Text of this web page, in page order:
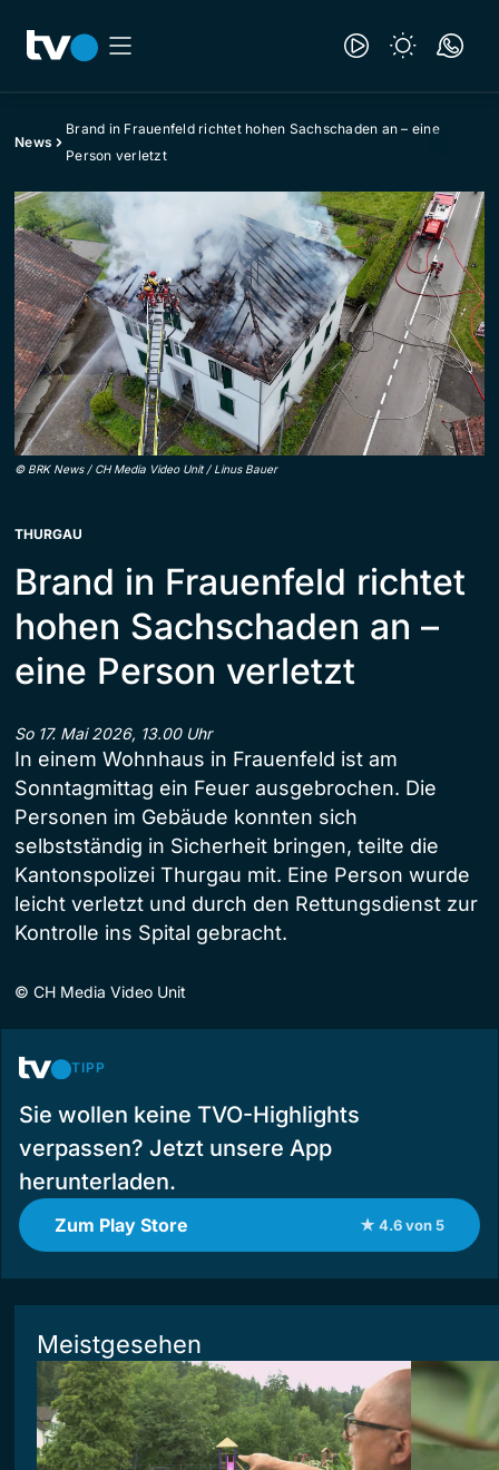
News
Brand in Frauenfeld richtet hohen Sachschaden an – eine
Person verletzt
© BRK News / CH Media Video Unit / Linus Bauer
THURGAU
Brand in Frauenfeld richtet
hohen Sachschaden an –
eine Person verletzt
So 17. Mai 2026, 13.00 Uhr
In einem Wohnhaus in Frauenfeld ist am
Sonntagmittag ein Feuer ausgebrochen. Die
Personen im Gebäude konnten sich
selbstständig in Sicherheit bringen, teilte die
Kantonspolizei Thurgau mit. Eine Person wurde
leicht verletzt und durch den Rettungsdienst zur
Kontrolle ins Spital gebracht.
© CH Media Video Unit
TIPP
Sie wollen keine TVO-Highlights
verpassen? Jetzt unsere App
herunterladen.
Zum Play Store ★ 4.6 von 5
Meistgesehen